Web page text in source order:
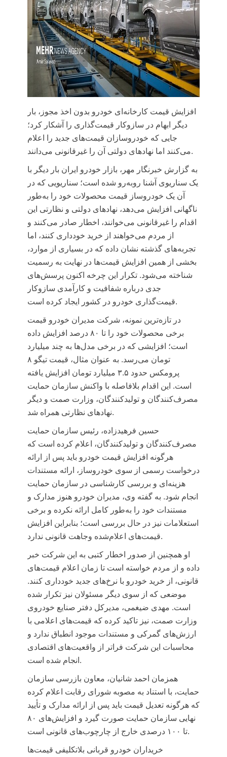
افزایش قیمت کارخانه‌ای خودرو بدون اخذ مجوز، بار
دیگر ابهام در سازوکار قیمت‌گذاری را آشکار کرد؛
جایی که خودروسازان قیمت‌های جدید را اعلام
می‌کنند اما نهادهای دولتی آن را غیرقانونی می‌دانند.
به گزارش خبرنگار مهر، بازار خودرو ایران بار دیگر با
یک سناریوی آشنا روبه‌رو شده است؛ سناریویی که در
آن یک خودروساز قیمت محصولات خود را به‌طور
ناگهانی افزایش می‌دهد، نهادهای دولتی و نظارتی این
اقدام را غیرقانونی می‌خوانند، اخطار صادر می‌کنند و
از مردم می‌خواهند از خرید خودداری کنند، اما
تجربه‌های گذشته نشان داده که در بسیاری از موارد،
بخشی از همین افزایش قیمت‌ها در نهایت به رسمیت
شناخته می‌شود. تکرار این چرخه اکنون پرسش‌های
جدی درباره شفافیت و کارآمدی سازوکار
قیمت‌گذاری خودرو در کشور ایجاد کرده است.
در تازه‌ترین نمونه، شرکت مدیران خودرو قیمت
برخی محصولات خود را تا ۸۰ درصد افزایش داده
است؛ افزایشی که در برخی مدل‌ها به چند میلیارد
تومان می‌رسد. به عنوان مثال، قیمت تیگو ۸
پرومکس حدود ۳.۵ میلیارد تومان افزایش یافته
است. این اقدام بلافاصله با واکنش سازمان حمایت
مصرف‌کنندگان و تولیدکنندگان، وزارت صمت و دیگر
نهادهای نظارتی همراه شد.
حسین فرهیدزاده، رئیس سازمان حمایت
مصرف‌کنندگان و تولیدکنندگان، اعلام کرده است که
هرگونه افزایش قیمت خودرو باید پس از ارائه
درخواست رسمی از سوی خودروساز، ارائه مستندات
هزینه‌ای و بررسی کارشناسی در سازمان حمایت
انجام شود. به گفته وی، مدیران خودرو هنوز مدارک و
مستندات خود را به‌طور کامل ارائه نکرده و برخی
استعلامات نیز در حال بررسی است؛ بنابراین افزایش
قیمت‌های اعلام‌شده وجاهت قانونی ندارد.
او همچنین از صدور اخطار کتبی به این شرکت خبر
داده و از مردم خواسته است تا زمان اعلام قیمت‌های
قانونی، از خرید خودرو با نرخ‌های جدید خودداری کنند.
موضعی که از سوی دیگر مسئولان نیز تکرار شده
است. مهدی ضیغمی، مدیرکل دفتر صنایع خودروی
وزارت صمت، نیز تاکید کرده که قیمت‌های اعلامی با
ارزش‌های گمرکی و مستندات موجود انطباق ندارد و
محاسبات این شرکت فراتر از واقعیت‌های اقتصادی
انجام شده است.
همزمان احمد شانیان، معاون بازرسی سازمان
حمایت، با استناد به مصوبه شورای رقابت اعلام کرده
که هرگونه تعدیل قیمت باید پس از ارائه مدارک و تأیید
نهایی سازمان حمایت صورت گیرد و افزایش‌های ۸۰
تا ۱۰۰ درصدی خارج از چارچوب‌های قانونی است.
خریداران خودرو قربانی بلاتکلیفی قیمت‌ها